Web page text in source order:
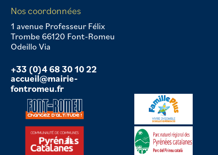
Nos coordonnées
1 avenue Professeur Félix
Trombe 66120 Font-Romeu
Odeillo Via
+33 (0)4 68 30 10 22
accueil@mairie-
fontromeu.fr